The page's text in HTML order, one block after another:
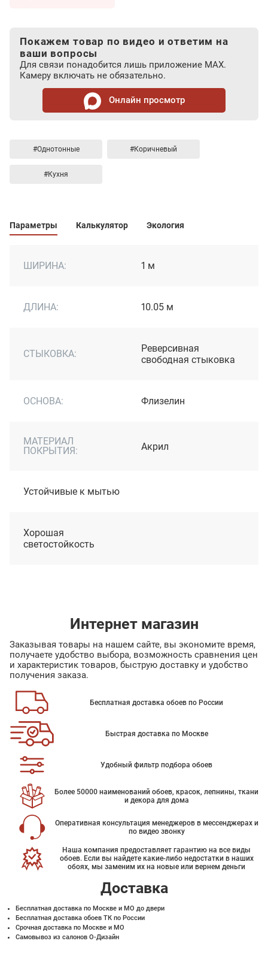
Покажем товар по видео и ответим на
ваши вопросы
Для связи понадобится лишь приложение MAX.
Камеру включать не обязательно.
Онлайн просмотр
#Однотонные #Коричневый
#Кухня
Параметры Калькулятор Экология
ШИРИНА: 1 м
ДЛИНА: 10.05 м
СТЫКОВКА:
Реверсивная
свободная стыковка
ОСНОВА: Флизелин
МАТЕРИАЛ
ПОКРЫТИЯ:
Акрил
Устойчивые к мытью
Хорошая
светостойкость
Интернет магазин
Заказывая товары на нашем сайте, вы экономите время,
получаете удобство выбора, возможность сравнения цен
и характеристик товаров, быструю доставку и удобство
получения заказа.
Бесплатная доставка обоев по России
Быстрая доставка по Москве
Удобный фильтр подбора обоев
Более 50000 наименований обоев, красок, лепнины, ткани
и декора для дома
Оперативная консультация менеджеров в мессенджерах и
по видео звонку
Наша компания предоставляет гарантию на все виды
обоев. Если вы найдете какие-либо недостатки в наших
обоях, мы заменим их на новые или вернем деньги
Доставка
Бесплатная доставка по Москве и МО до двери
Бесплатная доставка обоев ТК по России
Срочная доставка по Москве и МО
Самовывоз из салонов О-Дизайн